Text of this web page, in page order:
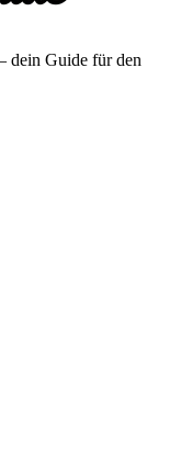
dein Guide für den